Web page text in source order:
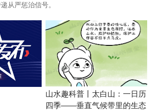
从严惩治信号。
山水趣科普丨太白山：一日历
四季——垂直气候带里的生态